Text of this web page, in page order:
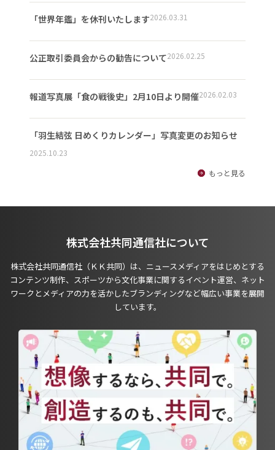
「世界年鑑」を休刊いたします2026.03.31
公正取引委員会からの勧告について2026.02.25
報道写真展「食の戦後史」2月10日より開催2026.02.03
「羽生結弦 日めくりカレンダー」写真変更のお知らせ
2025.10.23
もっと見る
株式会社共同通信社について
株式会社共同通信社（ＫＫ共同）は、ニュースメディアをはじめとする
コンテンツ制作、スポーツから文化事業に関するイベント運営、ネット
ワークとメディアの力を活かしたブランディングなど幅広い事業を展開
しています。